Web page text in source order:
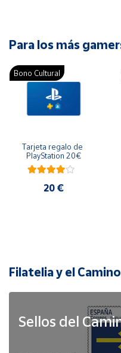
Para los más
Bono Cultural
Tarjeta regalo de
PlayStation 20€
20 €
Filatelia y el
Sellos del